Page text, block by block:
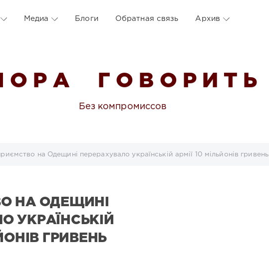
Медиа Блоги Обратная связь Архив
О Р А Г О В О Р И Т Ь
Без компромиссов
на Одещині перерахувало українській армії 10 мільйонів гривень
НА ОДЕЩИНІ
УКРАЇНСЬКІЙ
ГРИВЕНЬ